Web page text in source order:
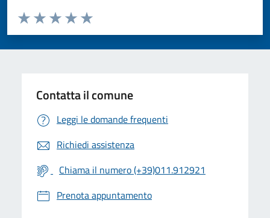
Valuta da 1 a 5 stelle la pagina
Valuta 5 stelle su 5
Valuta 4 stelle su 5
Valuta 3 stelle su 5
Valuta 2 stelle su 5
Valuta 1 stelle su 5
Contatta il comune
Leggi le domande frequenti
Richiedi assistenza
Chiama il numero (+39)011.912921
Prenota appuntamento